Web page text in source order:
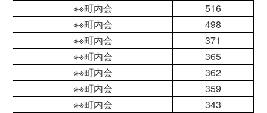
※※町内会
516
※※町内会
498
※※町内会
371
※※町内会
365
※※町内会
362
※※町内会
359
※※町内会
343